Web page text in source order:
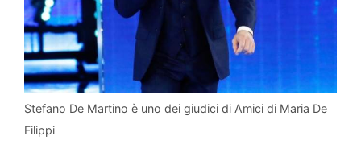
Stefano De Martino è uno dei giudici di Amici di Maria De
Filippi